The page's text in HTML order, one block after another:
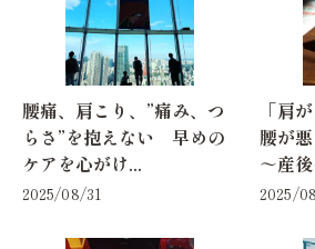
腰痛、肩こり、”痛み、つ
らさ”を抱えない 早めの
ケアを心がけ...
2025/08/31
「肩
腰が
～産
2025/